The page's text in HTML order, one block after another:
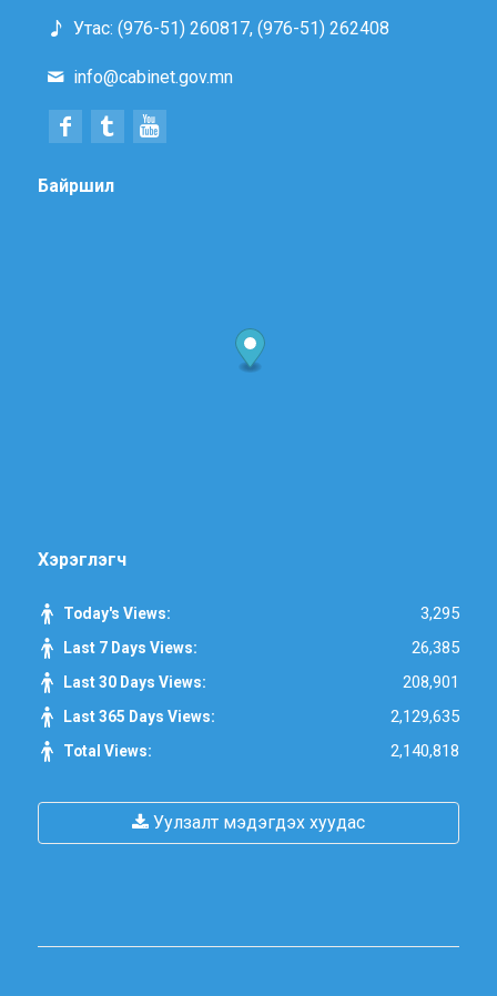
Утас: (976-51) 260817, (976-51) 262408
info@cabinet.gov.mn
Байршил
Хэрэглэгч
Today's Views: 3,295
Last 7 Days Views: 26,385
Last 30 Days Views: 208,901
Last 365 Days Views: 2,129,635
Total Views: 2,140,818
Уулзалт мэдэгдэх хуудас